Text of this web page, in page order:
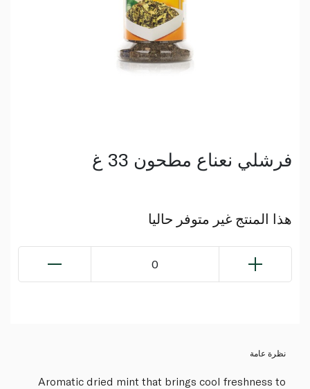
فرشلي نعناع مطحون 33 غ
هذا المنتج غير متوفر حاليا
0
نظرة عامة
Aromatic dried mint that brings cool freshness to